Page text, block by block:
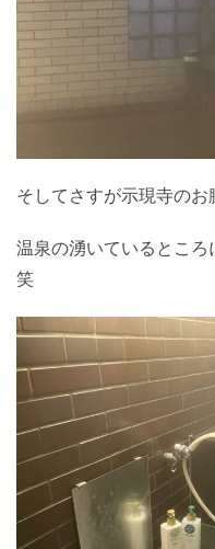
そしてさすが示現寺のお
温泉の湧いているとこ
笑